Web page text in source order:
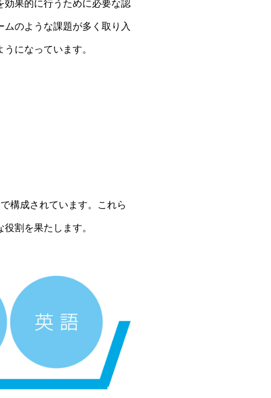
効果的に行うために必要な認
のような課題が多く取り入
になっています。
成されています。これら
割を果たします。